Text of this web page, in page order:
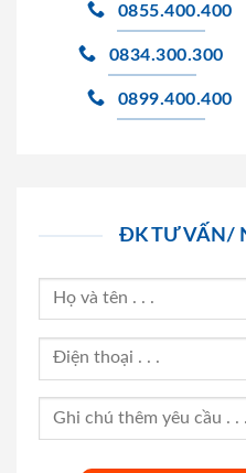
0855.400.400
0834.300.300
0899.400.400
ĐK TƯ VẤN/